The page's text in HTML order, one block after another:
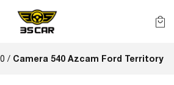
/ Camera 540 Azcam Ford Territory